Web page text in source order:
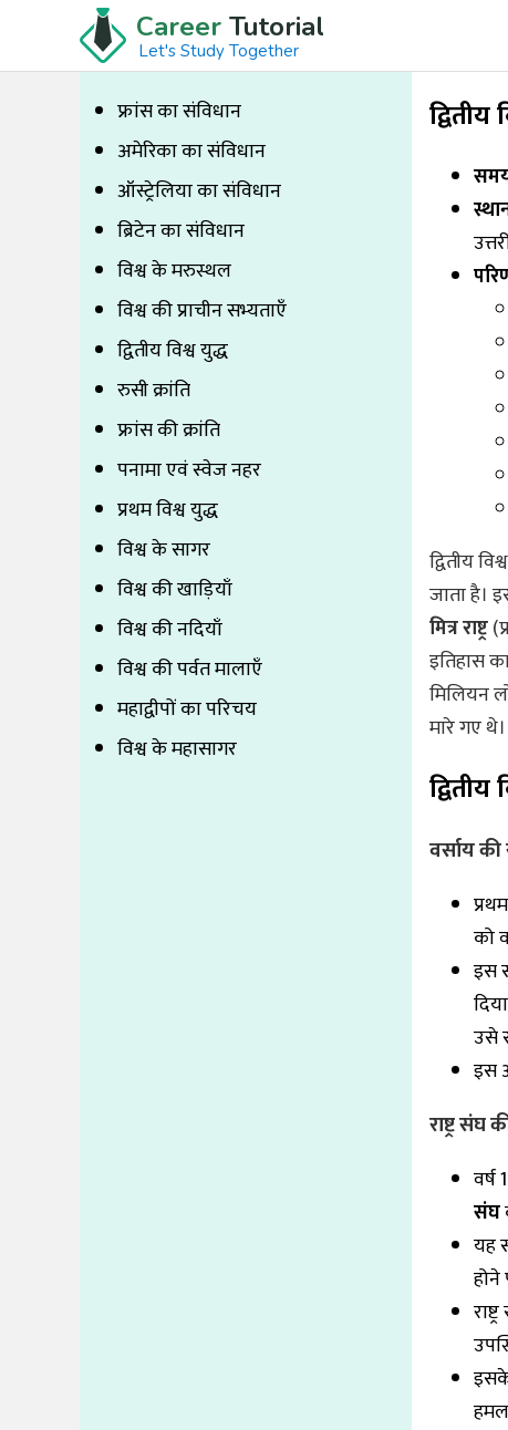
Career Tutorial
Let's Study Together
फ्रांस का संविधान
अमेरिका का संविधान
ऑस्ट्रेलिया का संविधान
ब्रिटेन का संविधान
विश्व के मरुस्थल
विश्व की प्राचीन सभ्यताएँ
द्वितीय विश्व युद्ध
रुसी क्रांति
फ्रांस की क्रांति
पनामा एवं स्वेज नहर
प्रथम विश्व युद्ध
विश्व के सागर
विश्व की खाड़ियाँ
विश्व की नदियाँ
विश्व की पर्वत मालाएँ
महाद्वीपों का परिचय
विश्व के महासागर
द्वितीय
द्वितीय
जाता है।
मित्र राष्ट्र
इतिहास
मिलियन
मारे गए थे।
वर्साय
को
इस
उसे
इस
राष्ट्र संघ
संघ
यह